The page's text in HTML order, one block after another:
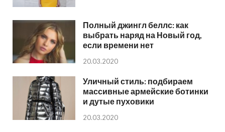
Полный джингл беллс: как
выбрать наряд на Новый год,
если времени нет
20.03.2020
Уличный стиль: подбираем
массивные армейские ботинки
и дутые пуховики
20.03.2020